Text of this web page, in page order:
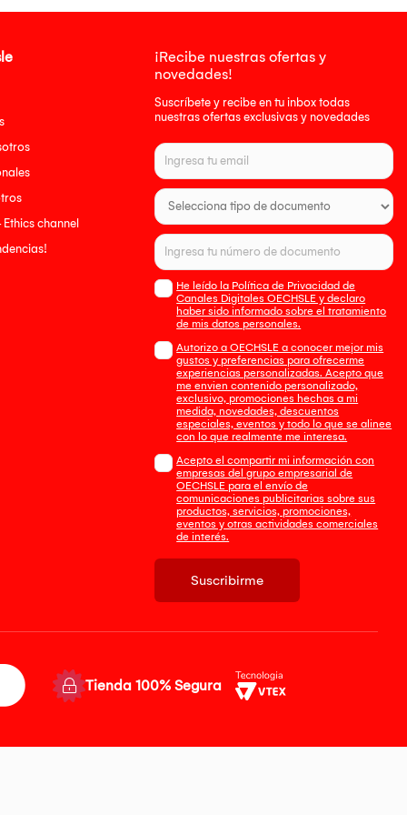
channel
¡Recibe nuestras ofertas y
novedades!
Suscríbete y recibe en tu inbox todas
nuestras ofertas exclusivas y novedades
He leído la Política de Privacidad de
Canales Digitales OECHSLE y declaro
haber sido informado sobre el tratamiento
de mis datos personales.
Autorizo a OECHSLE a conocer mejor mis
gustos y preferencias para ofrecerme
experiencias personalizadas. Acepto que
me envien contenido personalizado,
exclusivo, promociones hechas a mi
medida, novedades, descuentos
especiales, eventos y todo lo que se alinee
con lo que realmente me interesa.
Acepto el compartir mi información con
empresas del grupo empresarial de
OECHSLE para el envío de
comunicaciones publicitarias sobre sus
productos, servicios, promociones,
eventos y otras actividades comerciales
de interés.
Suscribirme
Tienda 100% Segura